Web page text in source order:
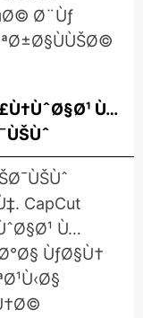
Ø¨Ùƒ
Ù…
CapCut
Ù…
ÙƒØ§Ù†